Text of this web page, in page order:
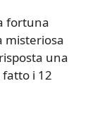
fortuna
misteriosa
una
i 12